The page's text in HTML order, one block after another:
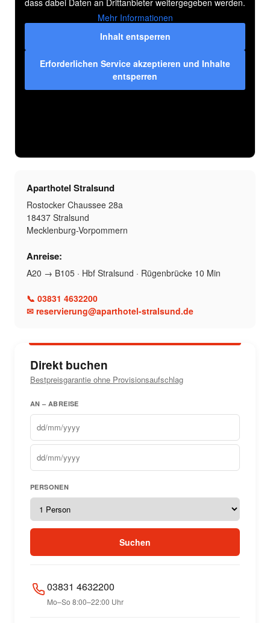
dass dabei Daten an Drittanbieter weitergegeben werden.
Mehr Informationen
Inhalt entsperren
Erforderlichen Service akzeptieren und Inhalte
entsperren
Aparthotel Stralsund
Rostocker Chaussee 28a
18437 Stralsund
Mecklenburg-Vorpommern
Anreise:
A20 → B105 · Hbf Stralsund · Rügenbrücke 10 Min
📞 03831 4632200
✉ reservierung@aparthotel-stralsund.de
Direkt buchen
Bestpreisgarantie ohne Provisionsaufschlag
AN – ABREISE
PERSONEN
Suchen
03831 4632200
Mo–So 8:00–22:00 Uhr